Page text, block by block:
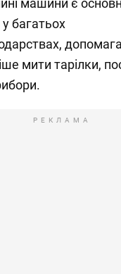
машини є
багатьох
мити тарілки,
РЕКЛАМА